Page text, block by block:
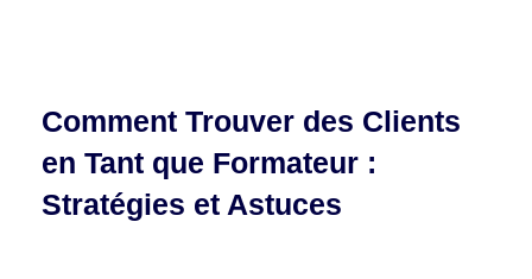
Comment Trouver des Clients
en Tant que Formateur :
Stratégies et Astuces